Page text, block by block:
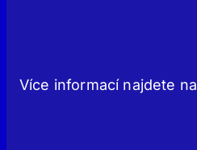
Více informací najdete na